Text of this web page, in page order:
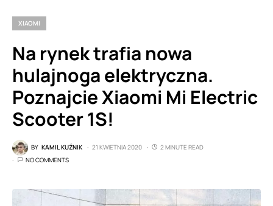
XIAOMI
Na rynek trafia nowa
hulajnoga elektryczna.
Poznajcie Xiaomi Mi Electric
Scooter 1S!
BY KAMIL KUŹNIK 21 KWIETNIA 2020
2 MINUTE READ
NO COMMENTS